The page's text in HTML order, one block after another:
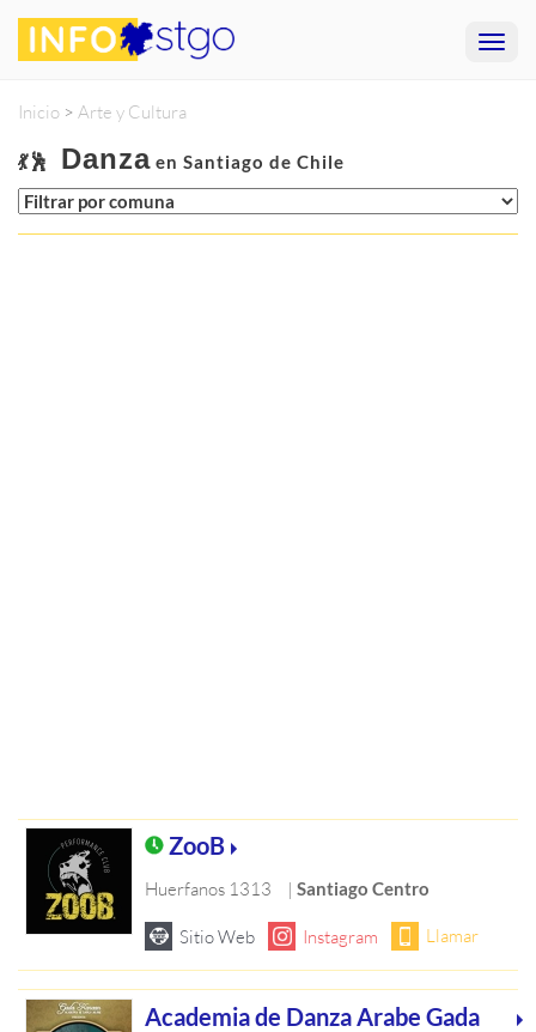
Inicio > Arte y Cultura
💃🕺 Danza en Santiago de Chile
ZooB
Huerfanos 1313 |Santiago Centro
Academia de Danza Arabe Gada